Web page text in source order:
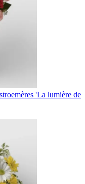
'La lumière de